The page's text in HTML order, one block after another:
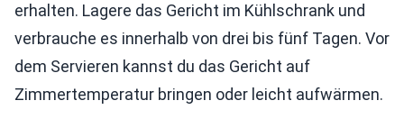
erhalten. Lagere das Gericht im Kühlschrank und
verbrauche es innerhalb von drei bis fünf Tagen. Vor
dem Servieren kannst du das Gericht auf
Zimmertemperatur bringen oder leicht aufwärmen.